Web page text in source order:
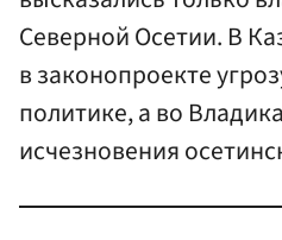
Северной Осетии. В
в законопроекте
политике, а во
исчезновения